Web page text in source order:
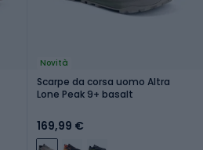
Novità
Scarpe da corsa uomo Altra
Lone Peak 9+ basalt
169,99 €